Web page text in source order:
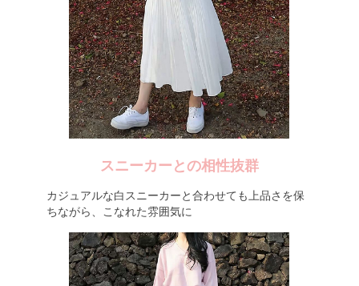
スニーカーとの相性抜群
カジュアルな白スニーカーと合わせても上品さを保
ちながら、こなれた雰囲気に